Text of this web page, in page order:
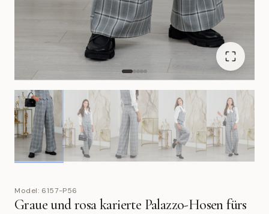
Model: 6157-P56
Graue und rosa karierte Palazzo-Hosen fürs